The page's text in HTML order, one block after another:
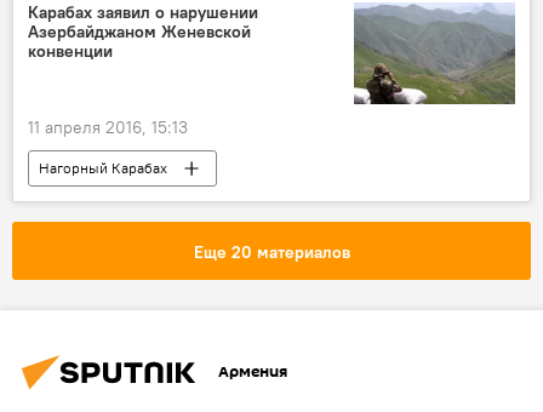
Карабах заявил о нарушении
Азербайджаном Женевской
конвенции
11 апреля 2016, 15:13
Нагорный Карабах
Еще 20 материалов
Армения